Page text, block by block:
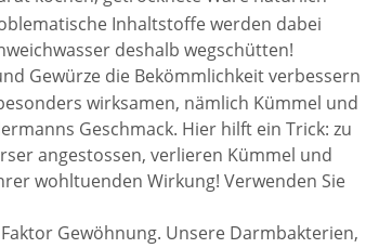
Inhaltstoffe werden dabei
deshalb wegschütten!
Gewürze die Bekömmlichkeit verbessern
wirksamen, nämlich Kümmel und
Geschmack. Hier hilft ein Trick: zu
angestossen, verlieren Kümmel und
wohltuenden Wirkung! Verwenden Sie
Gewöhnung. Unsere Darmbakterien,